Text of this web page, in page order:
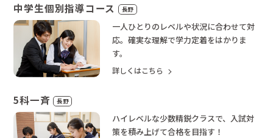
中学生個別指導コース 長野
一人ひとりのレベルや状況に合わせて対
応。確実な理解で学力定着をはかりま
す。
詳しくはこちら
5科一斉 長野
ハイレベルな少数精鋭クラスで、入試対
策を積み上げて合格を目指す！